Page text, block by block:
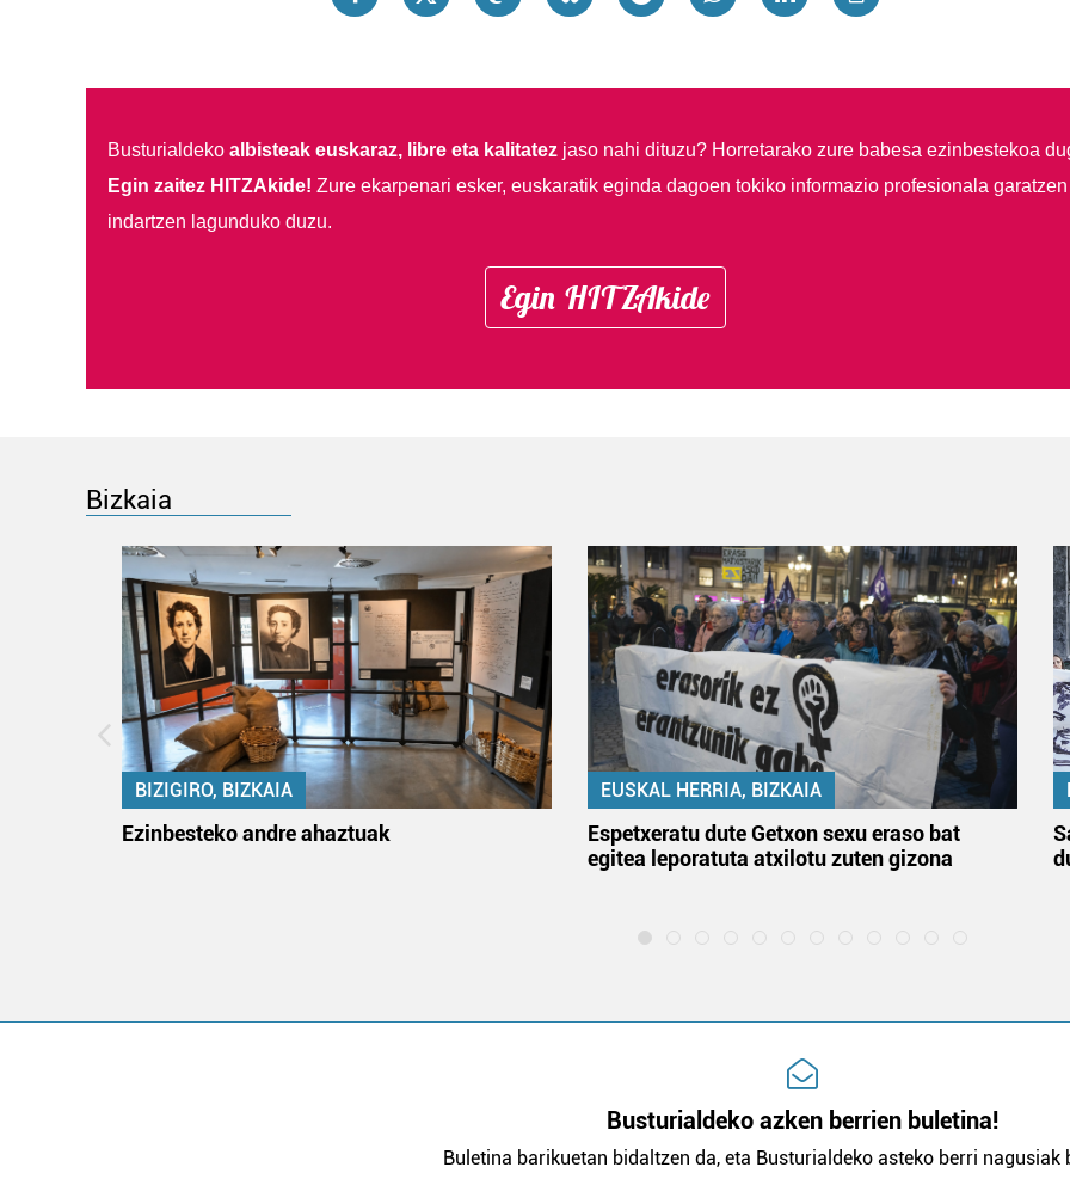
Busturialdeko albisteak euskaraz, libre eta kalitatezjaso nahi dituzu? Horretarako zure babesa ezinbestekoa
Egin zaitez HITZAkide! Zure ekarpenari esker, euskaratik eginda dagoen tokiko informazio profesionala garatzen
indartzen lagunduko duzu.
Egin HITZAkide
Bizkaia
BIZIGIRO, BIZKAIA
Ezinbesteko andre ahaztuak
EUSKAL HERRIA, BIZKAIA
Espetxeratu dute Getxon sexu eraso bat
egitea leporatuta atxilotu zuten gizona
Busturialdeko azken berrien buletina!
Buletina barikuetan bidaltzen da, eta Busturialdeko asteko berri nagusiak